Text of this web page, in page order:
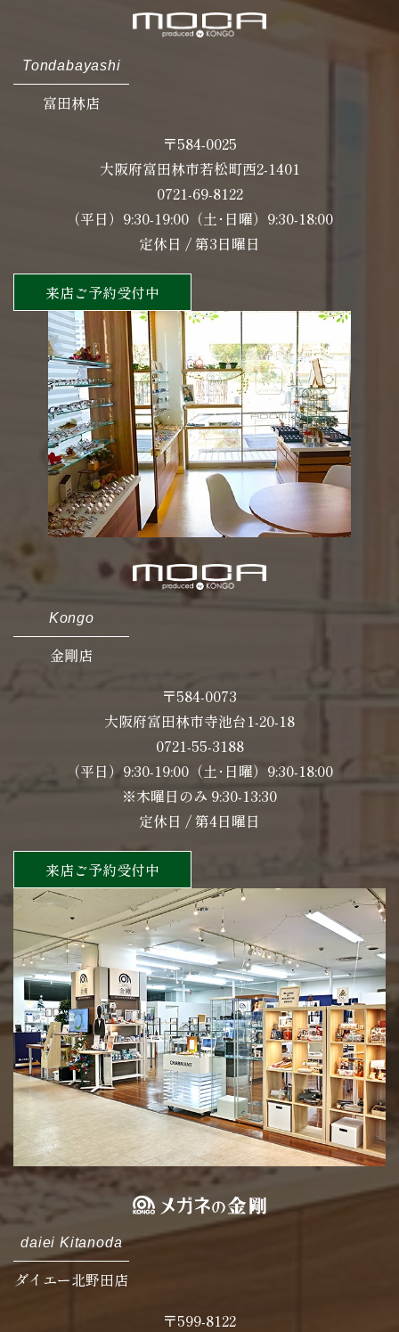
Tondabayashi
富田林店
〒584-0025
大阪府富田林市若松町西2-1401
0721-69-8122
（平日）9:30-19:00（土･日曜）9:30-18:00
定休日 / 第3日曜日
来店ご予約受付中
Kongo
金剛店
〒584-0073
大阪府富田林市寺池台1-20-18
0721-55-3188
（平日）9:30-19:00（土･日曜）9:30-18:00
※木曜日のみ 9:30-13:30
定休日 / 第4日曜日
来店ご予約受付中
daiei Kitanoda
ダイエー北野田店
〒599-8122